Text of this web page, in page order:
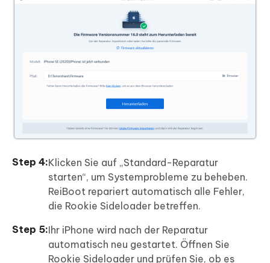
Klicken Sie auf „Standard-Reparatur
starten“, um Systemprobleme zu beheben.
ReiBoot repariert automatisch alle Fehler,
die Rookie Sideloader betreffen.
Ihr iPhone wird nach der Reparatur
automatisch neu gestartet. Öffnen Sie
Rookie Sideloader und prüfen Sie, ob es